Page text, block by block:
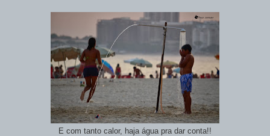
E com tanto calor, haja água pra dar conta!!